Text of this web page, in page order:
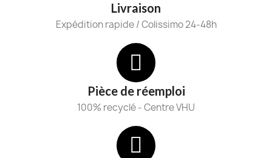
Livraison
Expédition rapide / Colissimo 24-48h
Pièce de réemploi
100% recyclé - Centre VHU